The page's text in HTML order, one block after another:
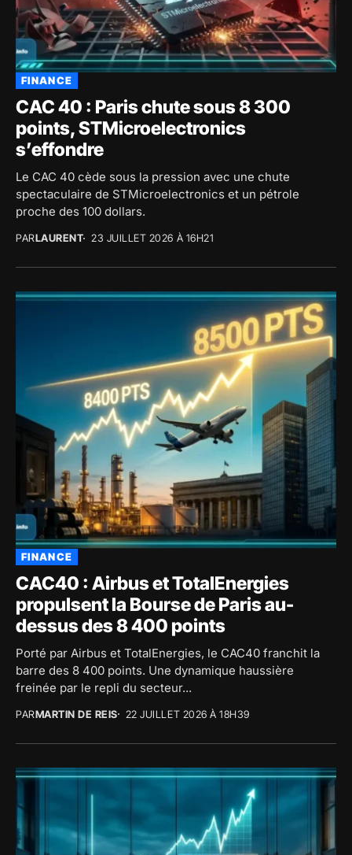
FINANCE
CAC 40 : Paris chute sous 8 300
points, STMicroelectronics
s’effondre
Le CAC 40 cède sous la pression avec une chute
spectaculaire de STMicroelectronics et un pétrole
proche des 100 dollars.
PARLAURENT 23 JUILLET 2026 À 16H21
FINANCE
CAC40 : Airbus et TotalEnergies
propulsent la Bourse de Paris au-
dessus des 8 400 points
Porté par Airbus et TotalEnergies, le CAC40 franchit la
barre des 8 400 points. Une dynamique haussière
freinée par le repli du secteur...
PARMARTIN DE REIS 22 JUILLET 2026 À 18H39